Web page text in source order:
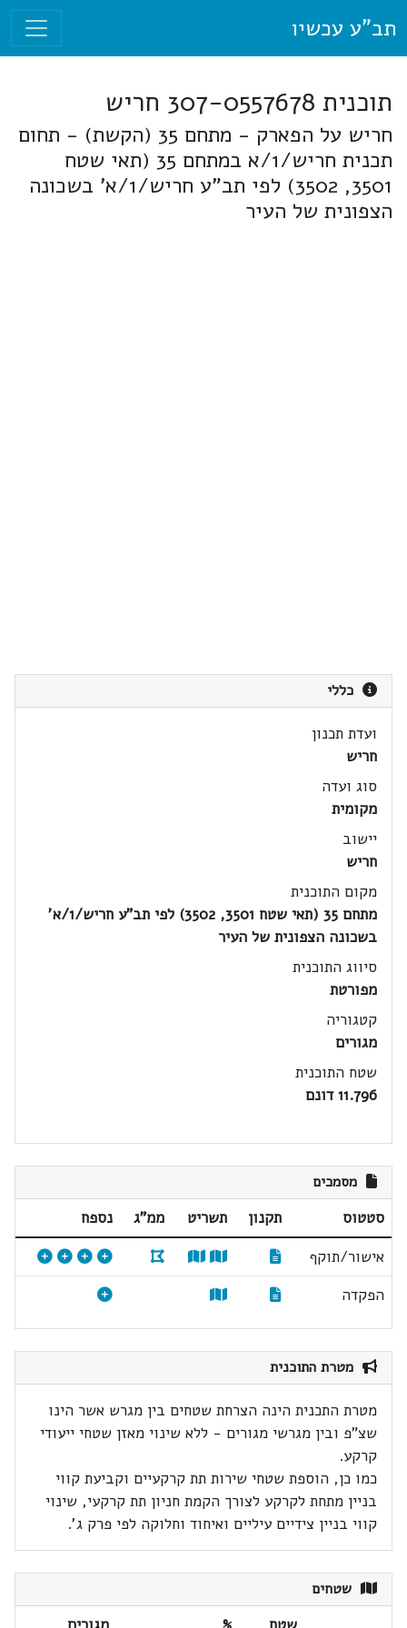
תב"ע עכשיו
תוכנית 307-0557678 חריש
חריש על הפארק - מתחם 35 (הקשת) - תחום
תכנית חריש/1/א במתחם 35 (תאי שטח
3501, 3502) לפי תב"ע חריש/1/א' בשכונה
הצפונית של העיר
כללי
ועדת תכנון
חריש
סוג ועדה
מקומית
יישוב
חריש
מקום התוכנית
מתחם 35 (תאי שטח 3501, 3502) לפי תב"ע חריש/1/א'
בשכונה הצפונית של העיר
סיווג התוכנית
מפורטת
קטגוריה
מגורים
שטח התוכנית
11.796 דונם
מסמכים
סטטוס תקנון תשריט ממ"ג
נספח
אישור/תוקף
הפקדה
מטרת התוכנית
מטרת התכנית הינה הצרחת שטחים בין מגרש אשר הינו
שצ"פ ובין מגרשי מגורים - ללא שינוי מאזן שטחי ייעודי
קרקע.
כמו כן, הוספת שטחי שירות תת קרקעיים וקביעת קווי
בניין מתחת לקרקע לצורך הקמת חניון תת קרקעי, שינוי
קווי בניין צידיים עיליים ואיחוד וחלוקה לפי פרק ג'.
שטחים